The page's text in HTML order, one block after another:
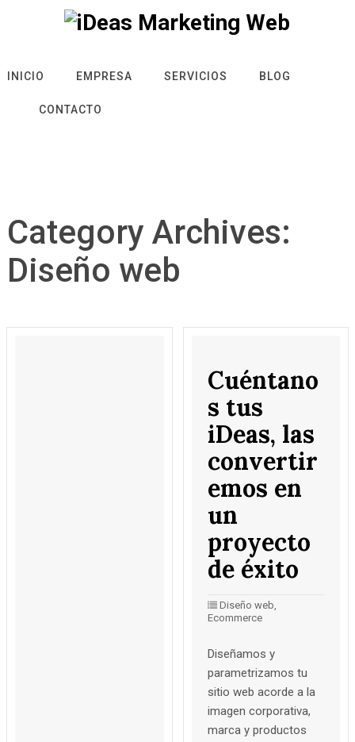
INICIO EMPRESA SERVICIOS BLOG
CONTACTO
Category Archives:
Diseño web
Cuéntano
s tus
iDeas, las
convertir
emos en
un
proyecto
de éxito
Diseño web,
Ecommerce
Diseñamos y
parametrizamos tu
sitio web acorde a la
imagen corporativa,
marca y productos